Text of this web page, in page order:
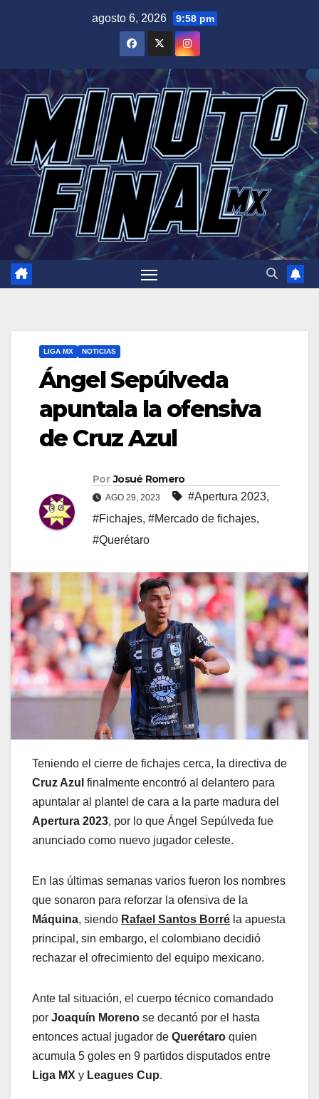
agosto 6, 2026 9:58 pm
LIGA MX NOTICIAS
Ángel Sepúlveda
apuntala la ofensiva
de Cruz Azul
Por Josué Romero
AGO 29, 2023 #Apertura 2023,
#Fichajes, #Mercado de fichajes,
#Querétaro
Teniendo el cierre de fichajes cerca, la directiva de
Cruz Azul finalmente encontró al delantero para
apuntalar al plantel de cara a la parte madura del
Apertura 2023, por lo que Ángel Sepúlveda fue
anunciado como nuevo jugador celeste.
En las últimas semanas varios fueron los nombres
que sonaron para reforzar la ofensiva de la
Máquina, siendo Rafael Santos Borré la apuesta
principal, sin embargo, el colombiano decidió
rechazar el ofrecimiento del equipo mexicano.
Ante tal situación, el cuerpo técnico comandado
por Joaquín Moreno se decantó por el hasta
entonces actual jugador de Querétaro quien
acumula 5 goles en 9 partidos disputados entre
Liga MX y Leagues Cup.